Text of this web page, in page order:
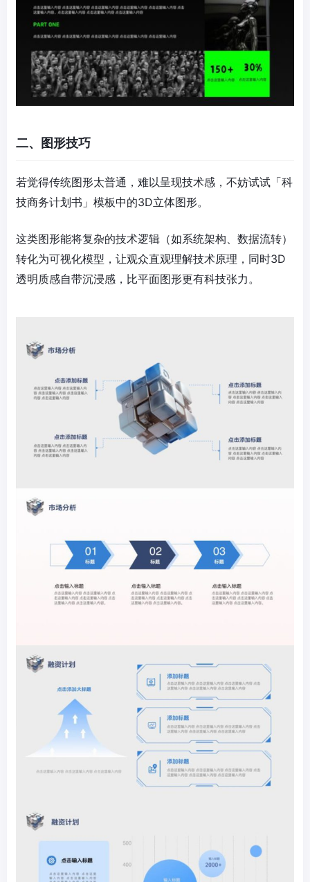
二、图形技巧
若觉得传统图形太普通，难以呈现技术感，不妨试试「科
技商务计划书」模板中的3D立体图形。
这类图形能将复杂的技术逻辑（如系统架构、数据流转）
转化为可视化模型，让观众直观理解技术原理，同时3D
透明质感自带沉浸感，比平面图形更有科技张力。